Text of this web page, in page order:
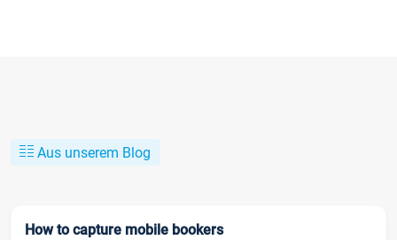
Aus unserem Blog
How to capture mobile bookers